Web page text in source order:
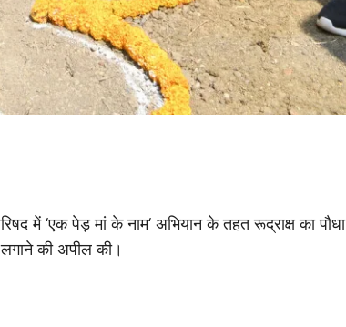
में ‘एक पेड़ मां के नाम‘ अभियान के तहत रूद्राक्ष का पौधा
की अपील की।